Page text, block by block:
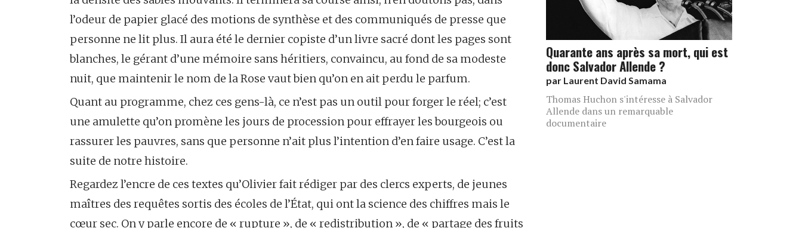
l’odeur de papier glacé des motions de synthèse et des communiqués de presse que
personne ne lit plus. Il aura été le dernier copiste d’un livre sacré dont les pages sont
blanches, le gérant d’une mémoire sans héritiers, convaincu, au fond de sa modeste
nuit, que maintenir le nom de la Rose vaut bien qu’on en ait perdu le parfum.
Quant au programme, chez ces gens-là, ce n’est pas un outil pour forger le réel; c’est
une amulette qu’on promène les jours de procession pour effrayer les bourgeois ou
rassurer les pauvres, sans que personne n’ait plus l’intention d’en faire usage. C’est la
suite de notre histoire.
Regardez l’encre de ces textes qu’Olivier fait rédiger par des clercs experts, de jeunes
maîtres des requêtes sortis des écoles de l’État, qui ont la science des chiffres mais le
cœur sec. On y parle encore de « rupture », de « redistribution », de « partage des fruits
Quarante ans après sa mort, qui est
donc Salvador Allende ?
par Laurent David Samama
Thomas Huchon s'intéresse à Salvador
Allende dans un remarquable
documentaire